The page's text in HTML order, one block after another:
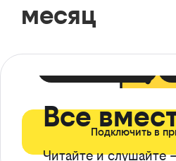
месяц
Все
Читайте и слушайте
Подключить в